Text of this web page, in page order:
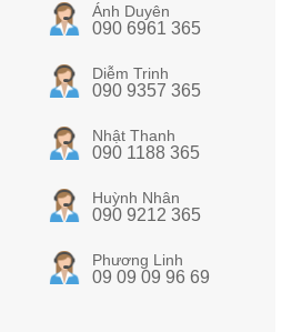
Ánh Duyên
090 6961 365
Diễm Trinh
090 9357 365
Nhật Thanh
090 1188 365
Huỳnh Nhân
090 9212 365
Phương Linh
09 09 09 96 69